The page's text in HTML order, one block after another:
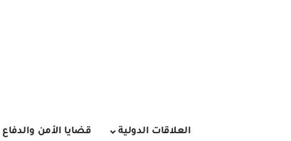
العلاقات الدولية قضايا الأمن والدفاع